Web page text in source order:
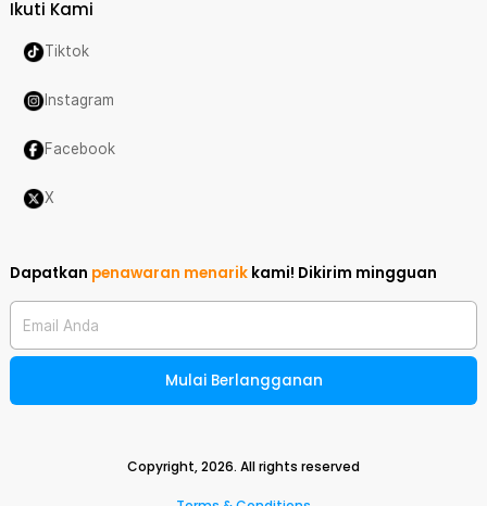
Ikuti Kami
Tiktok
Instagram
Facebook
X
Dapatkan penawaran menarik kami! Dikirim mingguan
Email Anda
Mulai Berlangganan
Copyright,2026. All rights reserved